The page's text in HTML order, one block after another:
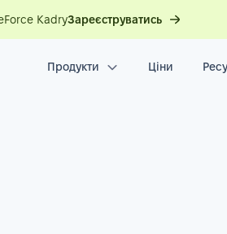
KadryЗареєструватись
Продукти Ціни